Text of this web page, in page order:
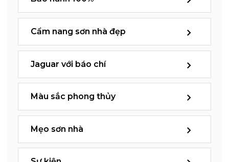
Cẩm nang sơn nhà đẹp
Jaguar với báo chí
Màu sắc phong thủy
Mẹo sơn nhà